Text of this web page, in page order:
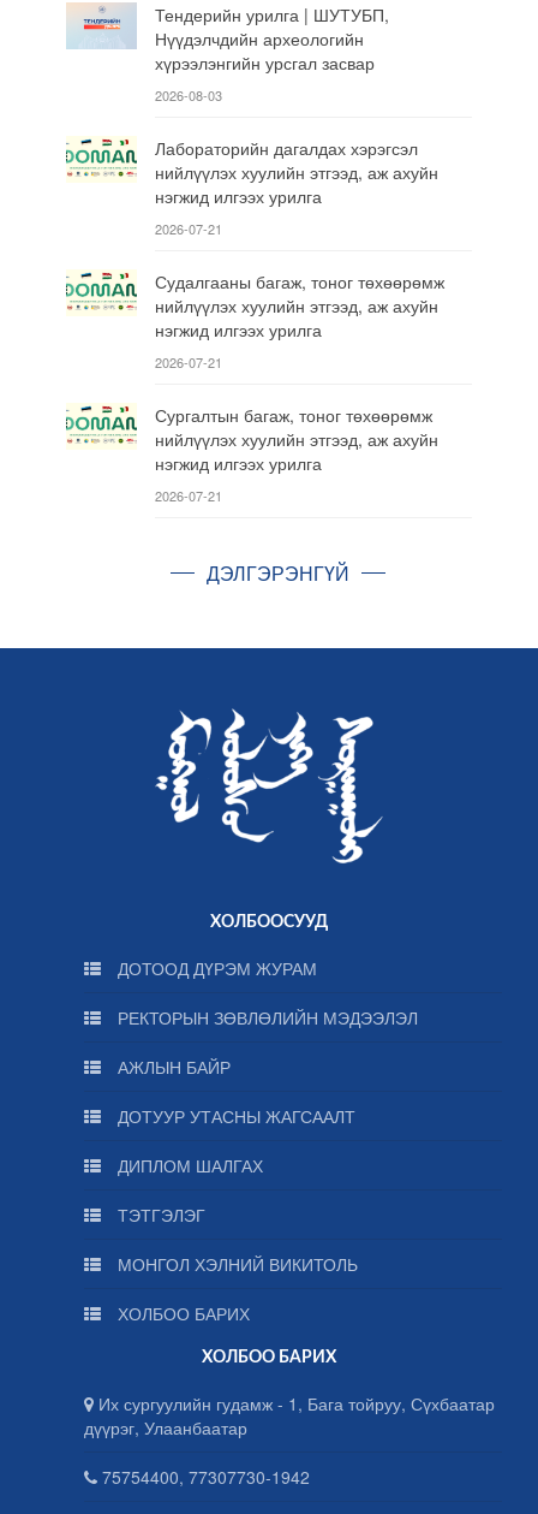
Тендерийн урилга | ШУТУБП,
Нүүдэлчдийн археологийн
хүрээлэнгийн урсгал засвар
2026-08-03
Лабораторийн дагалдах хэрэгсэл
нийлүүлэх хуулийн этгээд, аж ахуйн
нэгжид илгээх урилга
2026-07-21
Судалгааны багаж, тоног төхөөрөмж
нийлүүлэх хуулийн этгээд, аж ахуйн
нэгжид илгээх урилга
2026-07-21
Сургалтын багаж, тоног төхөөрөмж
нийлүүлэх хуулийн этгээд, аж ахуйн
нэгжид илгээх урилга
2026-07-21
ДЭЛГЭРЭНГҮЙ
ХОЛБООСУУД
ДОТООД ДҮРЭМ ЖУРАМ
РЕКТОРЫН ЗӨВЛӨЛИЙН МЭДЭЭЛЭЛ
АЖЛЫН БАЙР
ДОТУУР УТАСНЫ ЖАГСААЛТ
ДИПЛОМ ШАЛГАХ
ТЭТГЭЛЭГ
МОНГОЛ ХЭЛНИЙ ВИКИТОЛЬ
ХОЛБОО БАРИХ
ХОЛБОО БАРИХ
Их сургуулийн гудамж - 1, Бага тойруу, Сүхбаатар
дүүрэг, Улаанбаатар
75754400, 77307730-1942